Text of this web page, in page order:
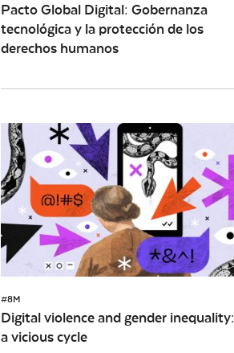
Pacto Global Digital: Gobernanza
tecnológica y la protección de los
derechos humanos
#8M
Digital violence and gender inequality:
a vicious cycle